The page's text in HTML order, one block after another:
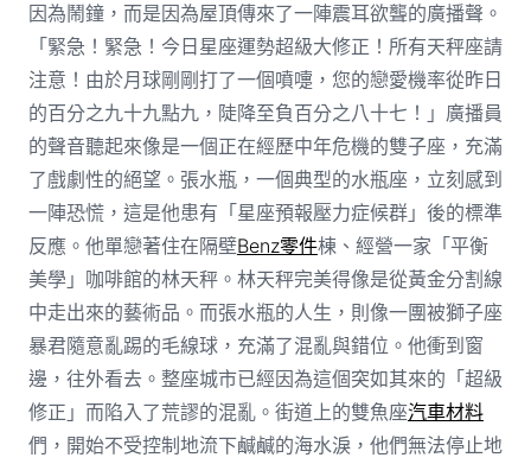
因為鬧鐘，而是因為屋頂傳來了一陣震耳欲聾的廣播聲。
「緊急！緊急！今日星座運勢超級大修正！所有天秤座請
注意！由於月球剛剛打了一個噴嚏，您的戀愛機率從昨日
的百分之九十九點九，陡降至負百分之八十七！」廣播員
的聲音聽起來像是一個正在經歷中年危機的雙子座，充滿
了戲劇性的絕望。張水瓶，一個典型的水瓶座，立刻感到
一陣恐慌，這是他患有「星座預報壓力症候群」後的標準
反應。他單戀著住在隔壁Benz零件棟、經營一家「平衡
美學」咖啡館的林天秤。林天秤完美得像是從黃金分割線
中走出來的藝術品。而張水瓶的人生，則像一團被獅子座
暴君隨意亂踢的毛線球，充滿了混亂與錯位。他衝到窗
邊，往外看去。整座城市已經因為這個突如其來的「超級
修正」而陷入了荒謬的混亂。街道上的雙魚座汽車材料
們，開始不受控制地流下鹹鹹的海水淚，他們無法停止地